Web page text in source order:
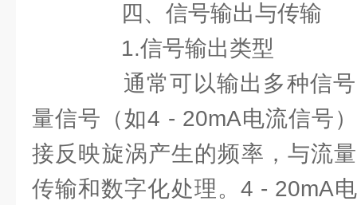
四、信号输出与传输
1.信号输出类型
通常可以输出多种信号
量信号（如4 - 20mA电流信号
接反映旋涡产生的频率，与流
传输和数字化处理。4 - 20mA